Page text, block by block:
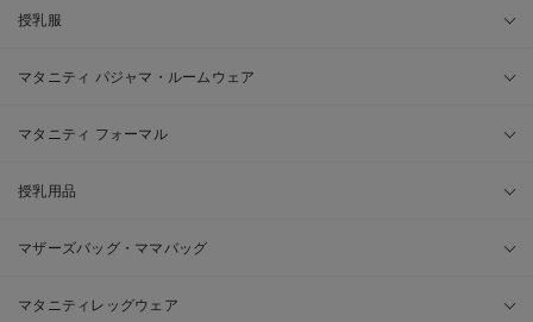
授乳服
マタニティ パジャマ・ルームウェア
マタニティ フォーマル
授乳用品
マザーズバッグ・ママバッグ
マタニティレッグウェア